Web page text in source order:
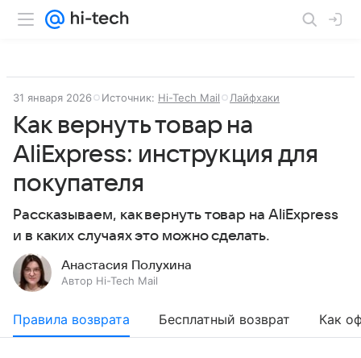
31 января 2026 Источник: Hi-Tech Mail Лайфхаки
Как вернуть товар на
AliExpress: инструкция для
покупателя
Рассказываем, как вернуть товар на AliExpress
и в каких случаях это можно сделать.
Анастасия Полухина
Автор Hi-Tech Mail
Правила возврата Бесплатный возврат Как